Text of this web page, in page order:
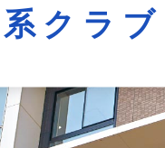
動画アーカイブス
クラブ